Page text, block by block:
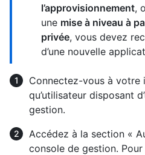
l’approvisionnement,
une mise à niveau à
privée, vous devez
d’une nouvelle
Connectez-vous à votre
qu’utilisateur disposant
gestion.
Accédez à la section «
console de gestion.